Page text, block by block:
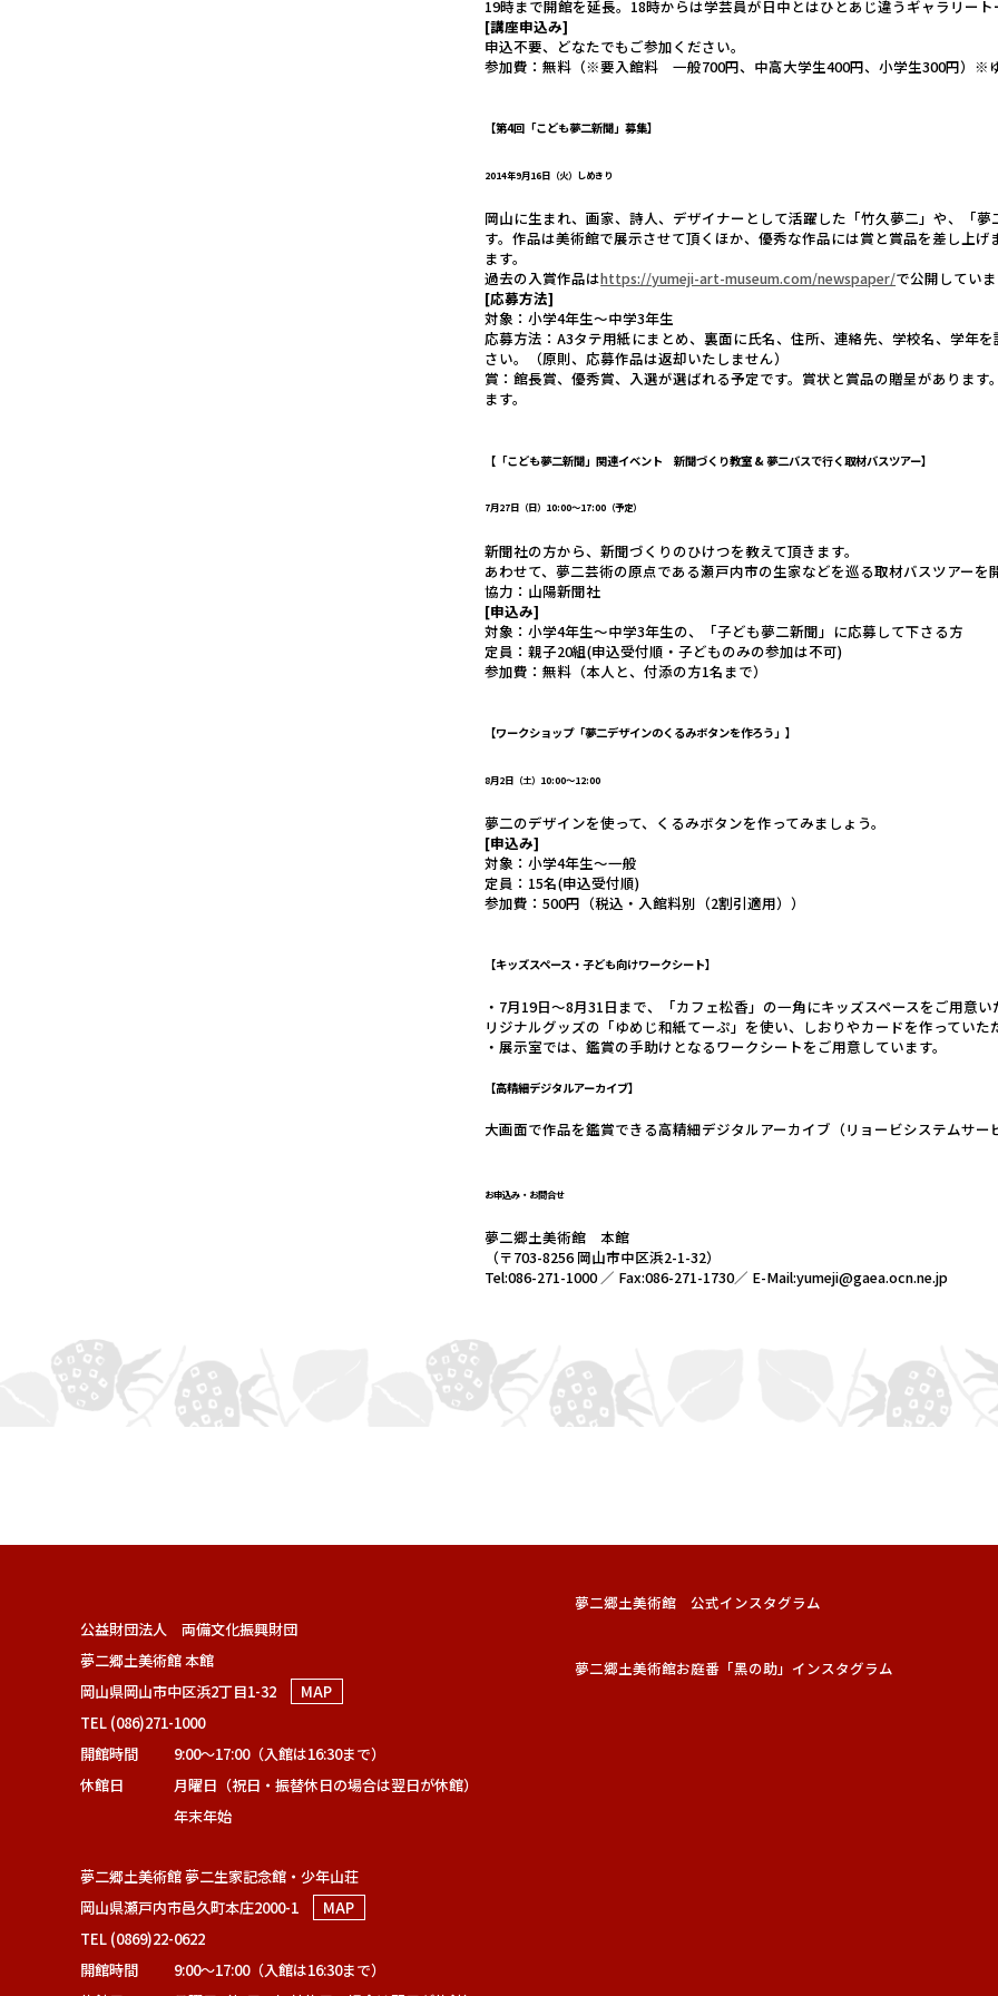
19時まで開館を延長。18時からは学芸員が日中とはひとあじ違うギャラリート
[講座申込み]
申込不要、どなたでもご参加ください。
参加費：無料（※要入館料 一般700円、中高大学生400円、小学生300円）※ゆ
【第4回「こども夢二新聞」募集】
2014年9月16日（火）しめきり
岡山に生まれ、画家、詩人、デザイナーとして活躍した「竹久夢二」や、「
す。作品は美術館で展示させて頂くほか、優秀な作品には賞と賞品を差し上
ます。
過去の入賞作品はhttps://yumeji-art-museum.com/newspaper/で公開していま
[応募方法]
対象：小学4年生～中学3年生
応募方法：A3タテ用紙にまとめ、裏面に氏名、住所、連絡先、学校名、学年
さい。（原則、応募作品は返却いたしません）
賞：館長賞、優秀賞、入選が選ばれる予定です。賞状と賞品の贈呈がありま
ます。
【 「こども夢二新聞」関連イベント 新聞づくり教室 & 夢二バスで行く取材バスツアー】
7月27日（日）10:00～17:00（予定）
新聞社の方から、新聞づくりのひけつを教えて頂きます。
あわせて、夢二芸術の原点である瀬戸内市の生家などを巡る取材バスツアーを
協力：山陽新聞社
[申込み]
対象：小学4年生～中学3年生の、「子ども夢二新聞」に応募して下さる方
定員：親子20組(申込受付順・子どものみの参加は不可)
参加費：無料（本人と、付添の方1名まで）
【ワークショップ「夢二デザインのくるみボタンを作ろう」】
8月2日（土）10:00～12:00
夢二のデザインを使って、くるみボタンを作ってみましょう。
[申込み]
対象：小学4年生～一般
定員：15名(申込受付順)
参加費：500円（税込・入館料別（2割引適用））
【キッズスペース・子ども向けワークシート】
・7月19日～8月31日まで、「カフェ松香」の一角にキッズスペースをご用意
リジナルグッズの「ゆめじ和紙てーぷ」を使い、しおりやカードを作っていた
・展示室では、鑑賞の手助けとなるワークシートをご用意しています。
【高精細デジタルアーカイブ】
大画面で作品を鑑賞できる高精細デジタルアーカイブ（リョービシステムサー
お申込み・お問合せ
夢二郷土美術館 本館
（〒703-8256 岡山市中区浜2-1-32）
Tel:086-271-1000 ／ Fax:086-271-1730／ E-Mail:yumeji@gaea.ocn.ne.jp
公益財団法人 両備文化振興財団
夢二郷土美術館 本館
岡山県岡山市中区浜2丁目1-32
MAP
TEL (086)271-1000
開館時間
9:00～17:00（入館は16:30まで）
休館日
月曜日（祝日・振替休日の場合は翌日が休館）
年末年始
夢二郷土美術館 夢二生家記念館・少年山荘
岡山県瀬戸内市邑久町本庄2000-1
MAP
TEL (0869)22-0622
開館時間
9:00～17:00（入館は16:30まで）
夢二郷土美術館 公式インスタグラム
夢二郷土美術館お庭番「黑の助」インスタグラム